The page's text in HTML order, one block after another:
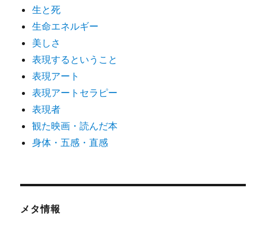
生と死
生命エネルギー
美しさ
表現するということ
表現アート
表現アートセラピー
表現者
観た映画・読んだ本
身体・五感・直感
メタ情報